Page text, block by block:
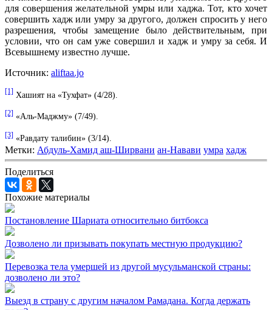
для совершения желательной умры или хаджа. Тот, кто хочет
совершить хадж или умру за другого, должен спросить у него
разрешения, чтобы замещение было действительным, при
условии, что он сам уже совершил и хадж и умру за себя. И
Всевышнему известно лучше.
Источник: aliftaa.jo
[1] Хашият на «Тухфат» (4/28).
[2] «Аль-Маджму» (7/49).
[3] «Равдату талибин» (3/14).
Метки: Абдуль-Хамид аш-Ширвани ан-Навави умра хадж
Поделиться
Похожие материалы
Постановление Шариата относительно битбокса
Дозволено ли призывать покупать местную продукцию?
Перевозка тела умершей из другой мусульманской страны:
дозволено ли это?
Выезд в страну с другим началом Рамадана. Когда держать